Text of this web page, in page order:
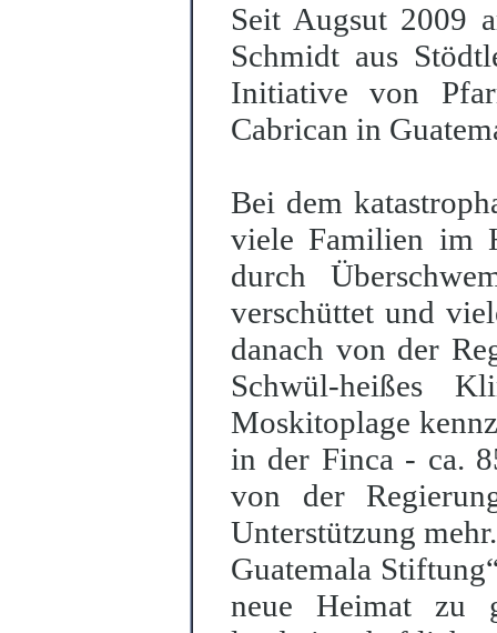
Seit Augsut 2009
Schmidt aus
Initiative von
Cabrican in
Bei dem
viele Familien im
durch
verschüttet und
danach von der
Schwül-heißes
Moskitoplage
in der Finca - ca.
von der
Unterstützung
Guatemala
neue Heimat zu